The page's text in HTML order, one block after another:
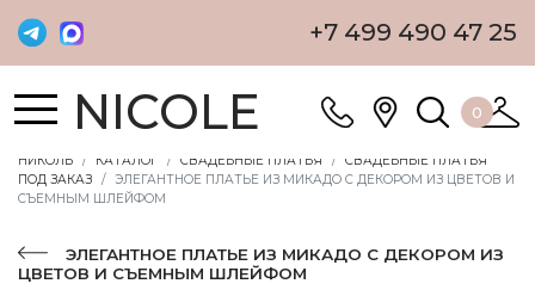
+7 499 490 47 25
NICOLE 0
НИКОЛЬ КАТАЛОГ СВАДЕБНЫЕ ПЛАТЬЯ
СВАДЕБНЫЕ ПЛАТЬЯ
ПОД ЗАКАЗ
ЭЛЕГАНТНОЕ ПЛАТЬЕ ИЗ МИКАДО С ДЕКОРОМ ИЗ ЦВЕТОВ И
СЪЕМНЫМ ШЛЕЙФОМ
ЭЛЕГАНТНОЕ ПЛАТЬЕ ИЗ МИКАДО С ДЕКОРОМ ИЗ
ЦВЕТОВ И СЪЕМНЫМ ШЛЕЙФОМ